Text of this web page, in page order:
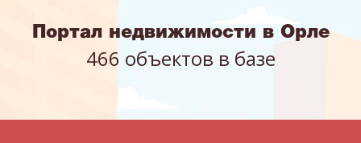
Портал недвижимости в Орле
466 объектов в базе